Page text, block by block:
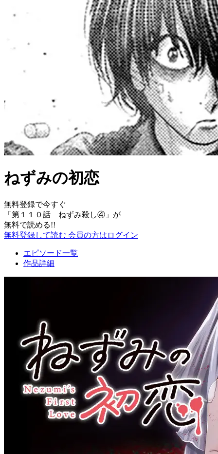
ねずみの初恋
無料登録で今すぐ
「 第１１０話 ねずみ殺し④ 」が
無料で読める!!
無料登録して読む 会員の方はログイン
エピソード一覧
作品詳細